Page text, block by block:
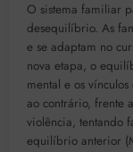
O sistema familiar
desequilíbrio. As
e se adaptam no
nova etapa, o
mental e os
ao contrário, frente
violência, tentando
equilíbrio anterior